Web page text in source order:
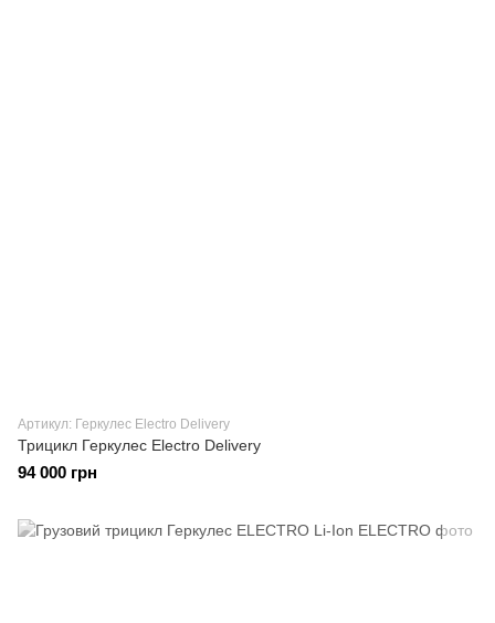
Артикул: Геркулес Electro Delivery
Трицикл Геркулес Electro Delivery
94 000 грн